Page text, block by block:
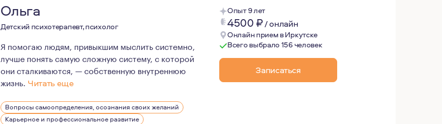
Ольга
Детский психотерапевт, психолог
Опыт 9 лет
4500₽/онлайн
Онлайн прием в Иркутске
Всего выбрало 156 человек
Записаться
Я помогаю людям, привыкшим мыслить системно,
лучше понять самую сложную систему, с которой
они сталкиваются, — собственную внутреннюю
жизнь. Читать еще
Для меня профессиональная ответственность не заканчивается получением диплома.
Уже 11 лет я нахожусь в личной терапии, регулярно прохожу индивидуальную и групповую супервизию, а
Вопросы самоопределения, осознания своих желаний
Карьерное и профессиональное развитие